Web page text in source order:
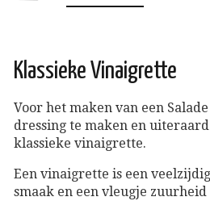
Klassieke Vinaigrette
Voor het maken van een
dressing te maken en
klassieke vinaigrette.
Een vinaigrette is een
smaak en een vleugje